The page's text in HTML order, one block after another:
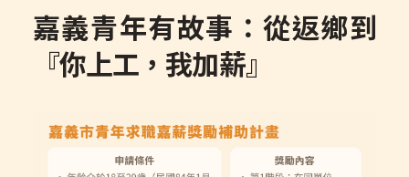
嘉義青年有故事：從返鄉到
『你上工，我加薪』